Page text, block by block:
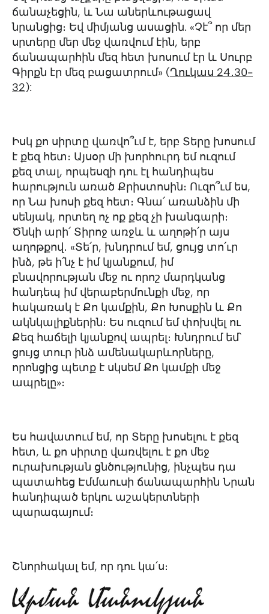
ճանաչեցին, և Նա աներևութացավ
նրանցից։ Եվ միմյանց ասացին. «Չէ՞ որ մեր
սրտերը մեր մեջ վառվում էին, երբ
ճանապարհին մեզ հետ խոսում էր և Սուրբ
Գիրքն էր մեզ բացատրում» (Ղուկաս 24․30-
32):
Իսկ քո սիրտը վառվո՞ւմ է, երբ Տերը խոսում
է քեզ հետ։ Այսօր մի խորհուրդ եմ ուզում
քեզ տալ, որպեսզի դու էլ հանդիպես
հարություն առած Քրիստոսին։ Ուզո՞ւմ ես,
որ Նա խոսի քեզ հետ։ Գնա՛ առանձին մի
սենյակ, որտեղ ոչ ոք քեզ չի խանգարի։
Ծնկի արի՛ Տիրոջ առջև և աղոթի՛ր այս
աղոթքով․ «Տե՛ր, խնդրում եմ, ցույց տո՛ւր
ինձ, թե ի՛նչ է իմ կյանքում, իմ
բնավորության մեջ ու որոշ մարդկանց
հանդեպ իմ վերաբերմունքի մեջ, որ
հակառակ է Քո կամքին, Քո Խոսքին և Քո
ակնկալիքներին։ Ես ուզում եմ փոխվել ու
Քեզ հաճելի կյանքով ապրել։ Խնդրում եմ՝
ցույց տուր ինձ ամենակարևորները,
որոնցից պետք է սկսեմ Քո կամքի մեջ
ապրելը»։
Ես հավատում եմ, որ Տերը խոսելու է քեզ
հետ, և քո սիրտը վառվելու է քո մեջ
ուրախության ցնծությունից, ինչպես դա
պատահեց Էմմաուսի ճանապարհին Նրան
հանդիպած երկու աշակերտների
պարագայում։
Շնորհակալ եմ, որ դու կա՛ս։